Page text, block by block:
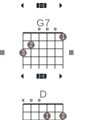
G7
3
2
o o o
1
D
x o o
1
2